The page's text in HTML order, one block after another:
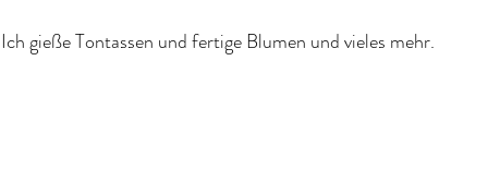
Ich gieße Tontassen und fertige Blumen und vieles mehr.